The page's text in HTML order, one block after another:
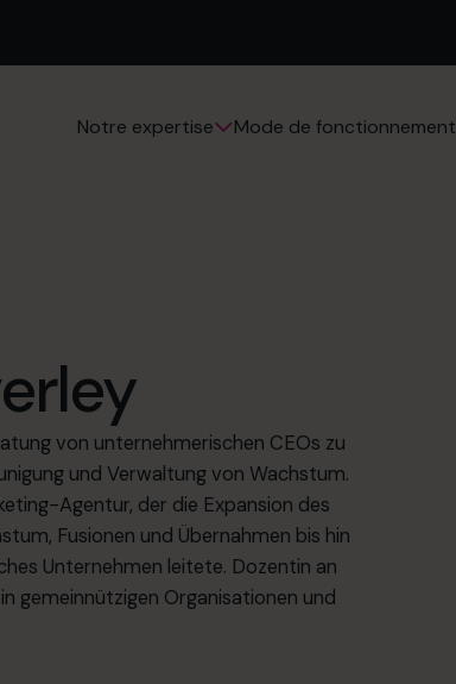
Notre expertise Mode de fonctionnement
von unternehmerischen CEOs zu
und Verwaltung von Wachstum.
Agentur, der die Expansion des
Fusionen und Übernahmen bis hin
Unternehmen leitete. Dozentin an
gemeinnützigen Organisationen und